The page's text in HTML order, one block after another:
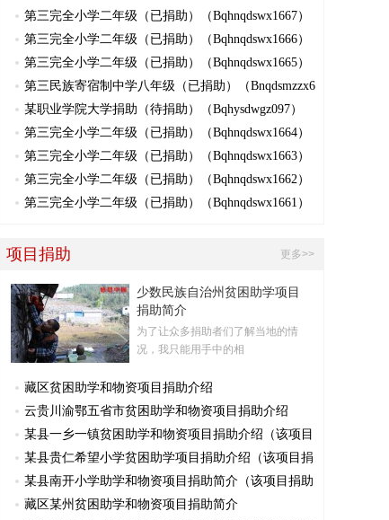
第三完全小学二年级（已捐助）（Bqhnqdswx1667）
第三完全小学二年级（已捐助）（Bqhnqdswx1666）
第三完全小学二年级（已捐助）（Bqhnqdswx1665）
第三民族寄宿制中学八年级（已捐助）（Bnqdsmzzx6
某职业学院大学捐助（待捐助）（Bqhysdwgz097）
第三完全小学二年级（已捐助）（Bqhnqdswx1664）
第三完全小学二年级（已捐助）（Bqhnqdswx1663）
第三完全小学二年级（已捐助）（Bqhnqdswx1662）
第三完全小学二年级（已捐助）（Bqhnqdswx1661）
更多>>
项目捐助
少数民族自治州贫困助学项目
捐助简介
为了让众多捐助者们了解当地的情
况，我只能用手中的相
藏区贫困助学和物资项目捐助介绍
云贵川渝鄂五省市贫困助学和物资项目捐助介绍
某县一乡一镇贫困助学和物资项目捐助介绍（该项目
某县贵仁希望小学贫困助学项目捐助介绍（该项目捐
某县南开小学助学和物资项目捐助简介（该项目捐助
藏区某州贫困助学和物资项目捐助简介